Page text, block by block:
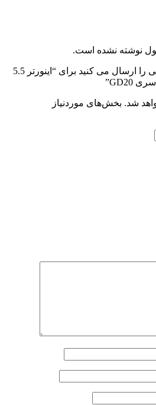
نوشته نشده است.
اولین نفری باشید که دیدگاهی را ارسال می کنید برای “اينورتر 5.5
شد. بخش‌های موردنیاز